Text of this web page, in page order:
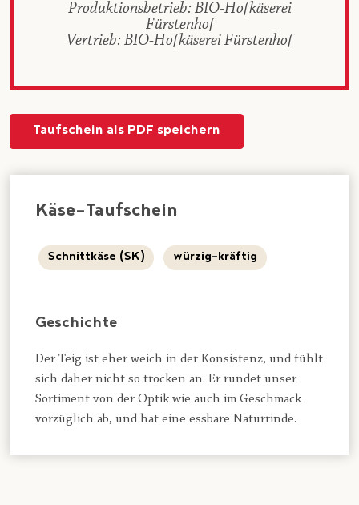
Produktionsbetrieb: BIO-Hofkäserei
Fürstenhof
Vertrieb: BIO-Hofkäserei Fürstenhof
Taufschein als PDF speichern
Käse-Taufschein
Schnittkäse (SK) würzig-kräftig
Geschichte
Der Teig ist eher weich in der Konsistenz, und fühlt
sich daher nicht so trocken an. Er rundet unser
Sortiment von der Optik wie auch im Geschmack
vorzüglich ab, und hat eine essbare Naturrinde.